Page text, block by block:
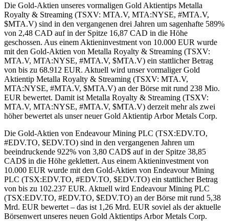
Die Gold-Aktien unseres vormaligen Gold Aktientips Metalla
Royalty & Streaming (TSXV: MTA.V, MTA:NYSE, #MTA.V,
$MTA.V) sind in den vergangenen drei Jahren um sagenhafte 589%
von 2,48 CAD auf in der Spitze 16,87 CAD in die Höhe
geschossen. Aus einem Aktieninvestment von 10.000 EUR wurde
mit den Gold-Aktien von Metalla Royalty & Streaming (TSXV:
MTA.V, MTA:NYSE, #MTA.V, $MTA.V) ein stattlicher Betrag
von bis zu 68.912 EUR. Aktuell wird unser vormaliger Gold
Aktientip Metalla Royalty & Streaming (TSXV: MTA.V,
MTA:NYSE, #MTA.V, $MTA.V) an der Börse mit rund 238 Mio.
EUR bewertet. Damit ist Metalla Royalty & Streaming (TSXV:
MTA.V, MTA:NYSE, #MTA.V, $MTA.V) derzeit mehr als zwei
höher bewertet als unser neuer Gold Aktientip Arbor Metals Corp.
Die Gold-Aktien von Endeavour Mining PLC (TSX:EDV.TO,
#EDV.TO, $EDV.TO) sind in den vergangenen Jahren um
beeindruckende 922% von 3,80 CAD$ auf in der Spitze 38,85
CAD$ in die Höhe geklettert. Aus einem Aktieninvestment von
10.000 EUR wurde mit den Gold-Aktien von Endeavour Mining
PLC (TSX:EDV.TO, #EDV.TO, $EDV.TO) ein stattlicher Betrag
von bis zu 102.237 EUR. Aktuell wird Endeavour Mining PLC
(TSX:EDV.TO, #EDV.TO, $EDV.TO) an der Börse mit rund 5,38
Mrd. EUR bewertet – das ist 1,26 Mrd. EUR soviel als der aktuelle
Börsenwert unseres neuen Gold Aktientips Arbor Metals Corp.